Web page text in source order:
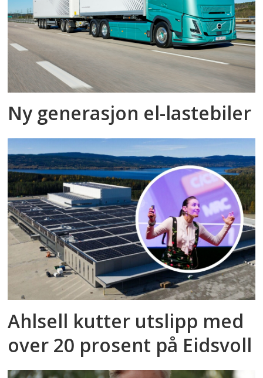
Ny generasjon el-lastebiler
Ahlsell kutter utslipp med
over 20 prosent på Eidsvoll